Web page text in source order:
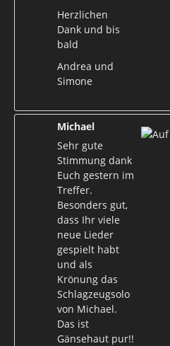
Herzlichen
Dank und bis
bald
Andrea und
Simone
Michael
Sehr gute
Stimmung dank
Euch gestern im
Treffer.
Besonders gut,
dass Ihr viele
neue Lieder
gespielt habt
und als
Krönung das
Schlagzeugsolo
von Michael.
Das ist
Gänsehaut pur!!